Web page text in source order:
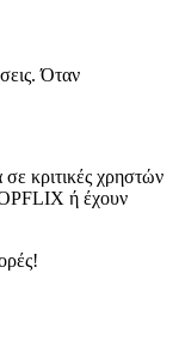
Όταν
κριτικές χρηστών
ή έχουν